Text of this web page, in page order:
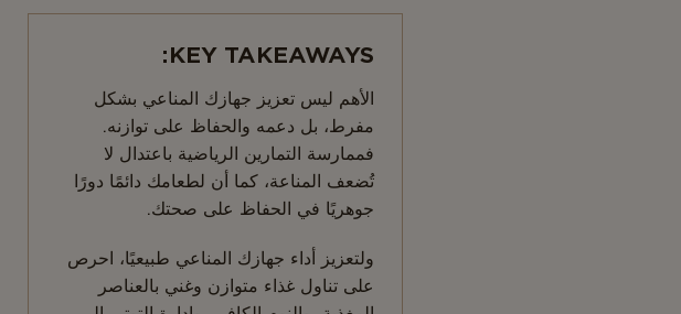
KEY TAKEAWAYS:
الأهم ليس تعزيز جهازك المناعي بشكل
مفرط، بل دعمه والحفاظ على توازنه.
فممارسة التمارين الرياضية باعتدال لا
تُضعف المناعة، كما أن لطعامك دائمًا دورًا
جوهريًا في الحفاظ على صحتك.
ولتعزيز أداء جهازك المناعي طبيعيًا، احرص
على تناول غذاء متوازن وغني بالعناصر